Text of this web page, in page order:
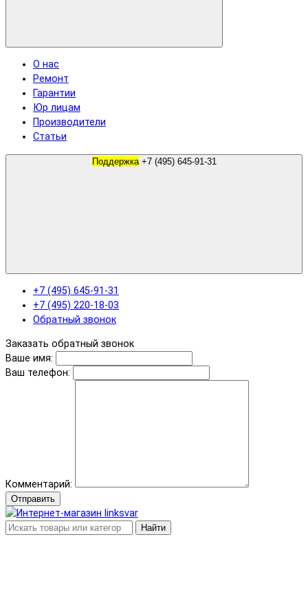
О нас
Ремонт
Гарантии
Юр лицам
Производители
Статьи
Поддержка
+7 (495) 645-91-31
+7 (495) 220-18-03
Обратный звонок
Заказать обратный звонок
Ваше имя:
Ваш телефон:
Комментарий:
Отправить
Найти